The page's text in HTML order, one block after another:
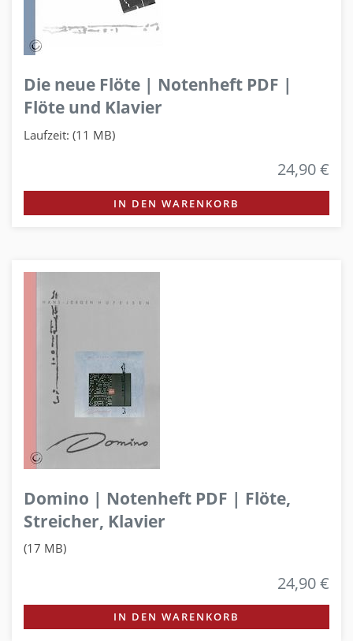
Die neue Flöte | Notenheft PDF |
Flöte und Klavier
Laufzeit: (11 MB)
24,90 €
IN DEN WARENKORB
Domino | Notenheft PDF | Flöte,
Streicher, Klavier
(17 MB)
24,90 €
IN DEN WARENKORB